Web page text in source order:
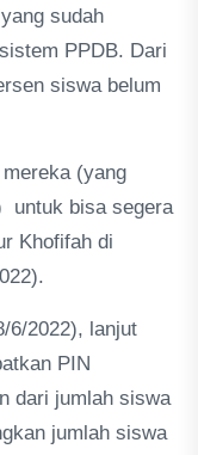
sudah
PPDB. Dari
siswa belum
(yang
untuk bisa segera
Khofifah di
6/2022), lanjut
PIN
dari jumlah siswa
jumlah siswa